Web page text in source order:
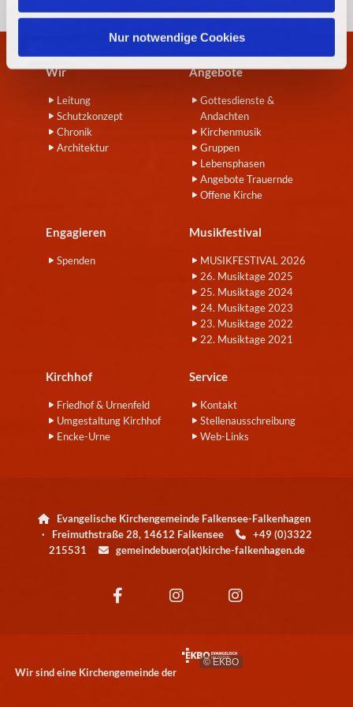
l
Nur notwendige Cookies
Wir
Leitung
Schutzkonzept
Chronik
Architektur
Angebote
Gottesdienste &
Andachten
Kirchenmusik
Gruppen
Lebensphasen
Angebote Trauernde
Offene Kirche
Engagieren
Spenden
Musikfestival
MUSIKFESTIVAL 2026
26. Musiktage 2025
25. Musiktage 2024
24. Musiktage 2023
23. Musiktage 2022
22. Musiktage 2021
Kirchhof
Friedhof & Urnenfeld
Umgestaltung Kirchhof
Encke-Urne
Service
Kontakt
Stellenausschreibung
Web-Links

Evangelische Kirchengemeinde Falkensee-Falkenhagen
· Freimuthstraße 28, 14612 Falkensee
+49 (0)3322
215531
gemeindebuero(at)kirche-falkenhagen.de
Wir sind eine Kirchengemeinde der
© EKBO